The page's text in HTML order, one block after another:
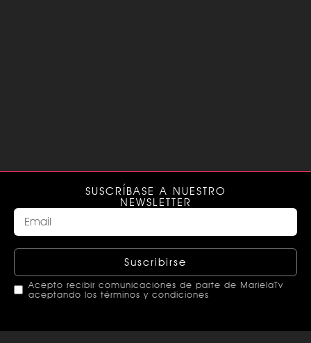
SUSCRÍBASE A NUESTRO
NEWSLETTER
Suscribirse
Acepto recibir comunicaciones de parte de MarielaTv
aceptando los términos y condiciones